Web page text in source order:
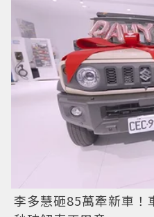
李多慧砸85萬牽新車